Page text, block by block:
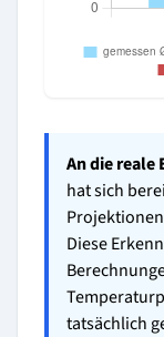
An die reale
hat sich
Diese
tatsächlich